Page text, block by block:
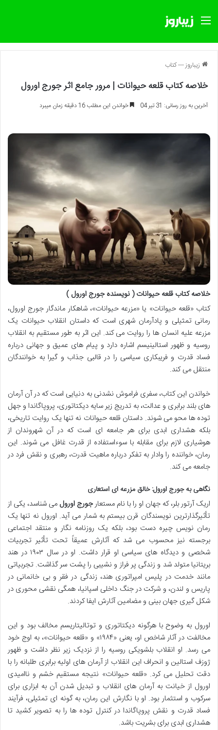
منو
زیباروز---کتاب
خلاصه کتاب قلعه حیوانات | مرور جامع اثر جورج اورول
آخرین به روز رسانی: 31 تیر 04 خواندن این مطلب 16 دقیقه زمان میبرد
خلاصه کتاب قلعه حیوانات ( نویسنده جورج اورول )
کتاب «قلعه حیوانات» یا «مزرعه حیوانات»، شاهکار ماندگار جورج اورول،
رمانی تمثیلی و پادآرمان شهری است که داستان انقلاب حیوانات یک
مزرعه علیه انسان ها را روایت می کند. این اثر به طور مستقیم به انقلاب
روسیه و ظهور استالینیسم اشاره دارد و پیام های عمیق و جهانی درباره
فساد قدرت و فریبکاری سیاسی را در قالبی جذاب و گیرا به خوانندگان
منتقل می کند.
خواندن این کتاب، سفری فراموش نشدنی به دنیایی است که در آن آرمان
های بلند برابری و عدالت، به تدریج زیر سایه دیکتاتوری، پروپاگاندا و جهل
توده ها محو می شوند. داستان قلعه حیوانات نه تنها یک روایت تاریخی،
بلکه هشداری ابدی برای هر جامعه ای است که در آن شهروندان از
هوشیاری لازم برای مقابله با سوءاستفاده از قدرت غافل می شوند. این
رمان، خواننده را وادار به تفکر درباره ماهیت قدرت، رهبری و نقش فرد در
جامعه می کند.
نگاهی به جورج اورول: خالق مزرعه ای استعاری
اریک آرتور بلر، که جهان او را با نام مستعارجورج اورول می شناسد، یکی از
تأثیرگذارترین نویسندگان قرن بیستم به شمار می آید. اورول نه تنها یک
رمان نویس چیره دست بود، بلکه یک روزنامه نگار و منتقد اجتماعی
برجسته نیز محسوب می شد که آثارش عمیقاً تحت تأثیر تجربیات
شخصی و دیدگاه های سیاسی او قرار داشت. او در سال ۱۹۰۳ در هند
بریتانیا متولد شد و زندگی پر فراز و نشیبی را پشت سر گذاشت. تجربیاتی
مانند خدمت در پلیس امپراتوری هند، زندگی در فقر و بی خانمانی در
پاریس و لندن، و شرکت در جنگ داخلی اسپانیا، همگی نقشی محوری در
شکل گیری جهان بینی و مضامین آثارش ایفا کردند.
اورول به وضوح با هرگونه دیکتاتوری و توتالیتاریسم مخالف بود و این
مخالفت در آثار شاخص او، یعنی «۱۹۸۴» و «قلعه حیوانات»، به اوج خود
می رسد. او انقلاب بلشویکی روسیه را از نزدیک زیر نظر داشت و ظهور
ژوزف استالین و انحراف این انقلاب از آرمان های اولیه برابری طلبانه را با
دقت تحلیل می کرد. «قلعه حیوانات» نتیجه مستقیم خشم و ناامیدی
اورول از خیانت به آرمان های انقلاب و تبدیل شدن آن به ابزاری برای
سرکوب و استثمار بود. او با نگارش این رمان، به گونه ای تمثیلی، فرآیند
فساد قدرت و نقش پروپاگاندا در کنترل توده ها را به تصویر کشید تا
هشداری ابدی برای بشریت باشد.